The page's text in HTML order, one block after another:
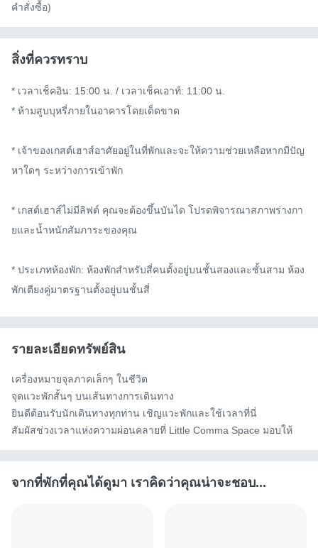
คำสั่งซื้อ)
สิ่งที่ควรทราบ
* เวลาเช็คอิน: 15:00 น. / เวลาเช็คเอาท์: 11:00 น.
* ห้ามสูบบุหรี่ภายในอาคารโดยเด็ดขาด
* เจ้าของเกสต์เฮาส์อาศัยอยู่ในที่พักและจะให้ความช่วยเหลือหากมีปัญ
หาใดๆ ระหว่างการเข้าพัก
* เกสต์เฮาส์ไม่มีลิฟต์ คุณจะต้องขึ้นบันได โปรดพิจารณาสภาพร่างกา
ยและน้ำหนักสัมภาระของคุณ
* ประเภทห้องพัก: ห้องพักสำหรับสี่คนตั้งอยู่บนชั้นสองและชั้นสาม ห้อง
พักเตียงคู่มาตรฐานตั้งอยู่บนชั้นสี่
รายละเอียดทรัพย์สิน
เครื่องหมายจุลภาคเล็กๆ ในชีวิต
จุดแวะพักสั้นๆ บนเส้นทางการเดินทาง
ยินดีต้อนรับนักเดินทางทุกท่าน เชิญแวะพักและใช้เวลาที่นี่
สัมผัสช่วงเวลาแห่งความผ่อนคลายที่ Little Comma Space มอบให้
จากที่พักที่คุณได้ดูมา เราคิดว่าคุณน่าจะชอบ...